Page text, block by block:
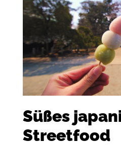
Süßes
Streetfood